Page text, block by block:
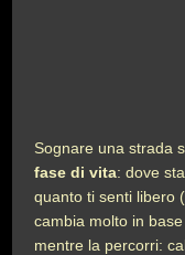
Sognare una strada
fase di vita: dove
quanto ti senti libero
cambia molto in
mentre la percorri: